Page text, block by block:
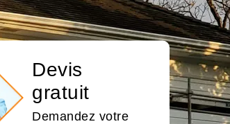
Devis
gratuit
Demandez votre